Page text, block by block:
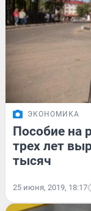
ЭКОНОМИКА
Пособие на
трех лет
тысяч
25 июня, 2019, 18:17